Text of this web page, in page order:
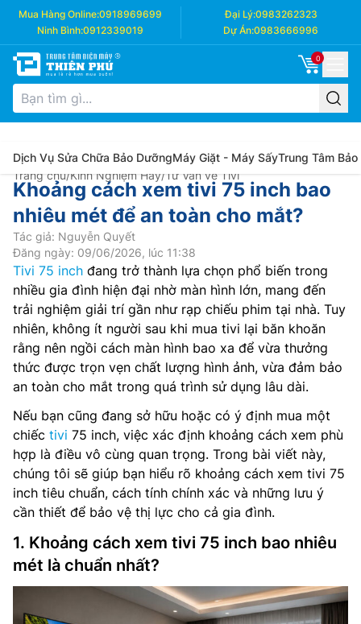
Mua Hàng Online:0918969699 Đại Lý:0983262323
Ninh Bình:0912339019 Dự Án:0983666996
0
Dịch Vụ Sửa Chữa Bảo DưỡngMáy Giặt - Máy SấyTrung Tâm Bảo
Trang chủ/Kinh Nghiệm Hay/Tư Vấn về Tivi
Khoảng cách xem tivi 75 inch bao
nhiêu mét để an toàn cho mắt?
Tác giả: Nguyễn Quyết
Đăng ngày: 09/06/2026, lúc 11:38
Tivi 75 inch đang trở thành lựa chọn phổ biến trong
nhiều gia đình hiện đại nhờ màn hình lớn, mang đến
trải nghiệm giải trí gần như rạp chiếu phim tại nhà. Tuy
nhiên, không ít người sau khi mua tivi lại băn khoăn
rằng nên ngồi cách màn hình bao xa để vừa thưởng
thức được trọn vẹn chất lượng hình ảnh, vừa đảm bảo
an toàn cho mắt trong quá trình sử dụng lâu dài.
Nếu bạn cũng đang sở hữu hoặc có ý định mua một
chiếc tivi 75 inch, việc xác định khoảng cách xem phù
hợp là điều vô cùng quan trọng. Trong bài viết này,
chúng tôi sẽ giúp bạn hiểu rõ khoảng cách xem tivi 75
inch tiêu chuẩn, cách tính chính xác và những lưu ý
cần thiết để bảo vệ thị lực cho cả gia đình.
1. Khoảng cách xem tivi 75 inch bao nhiêu
mét là chuẩn nhất?